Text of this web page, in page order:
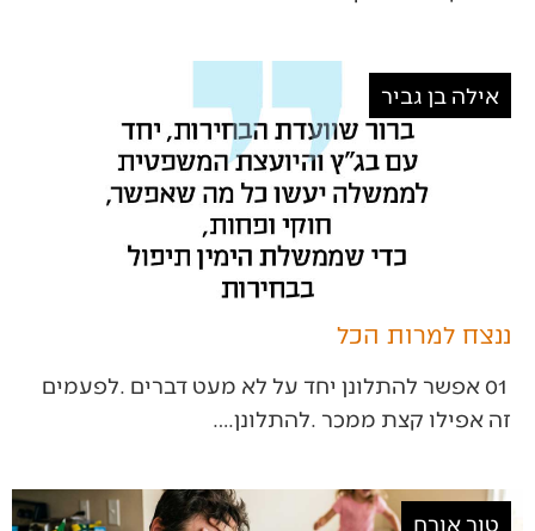
אילה בן גביר
ננצח למרות הכל
‬זה‭ ‬אפילו‭ ‬קצת‭ ‬ממכר‭. ‬להתלונן‭.…
טור אורח